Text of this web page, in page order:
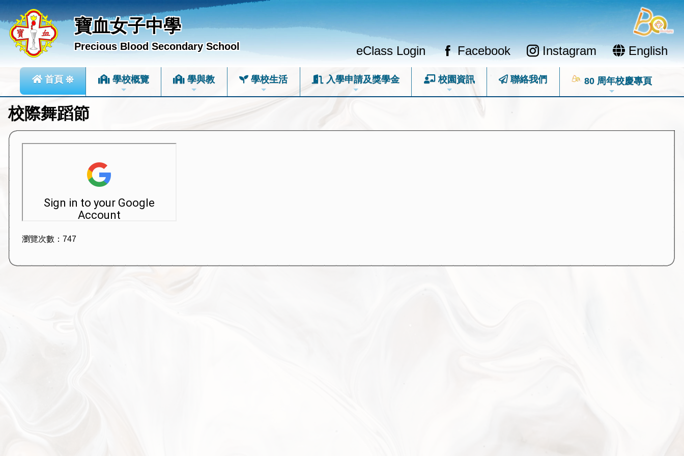
寶血女子中學
Precious Blood Secondary School eClass Login Facebook Instagram English
首頁 學校概覽 學與教 學校生活 入學申請及獎學金 校園資訊 聯絡我們 80 周年校慶專頁
校際舞蹈節
瀏覽次數：747